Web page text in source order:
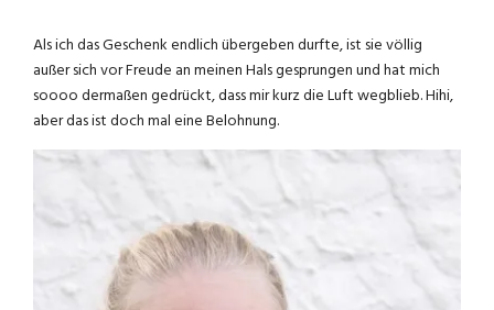
Als ich das Geschenk endlich übergeben durfte, ist sie völlig
außer sich vor Freude an meinen Hals gesprungen und hat mich
soooo dermaßen gedrückt, dass mir kurz die Luft wegblieb. Hihi,
aber das ist doch mal eine Belohnung.